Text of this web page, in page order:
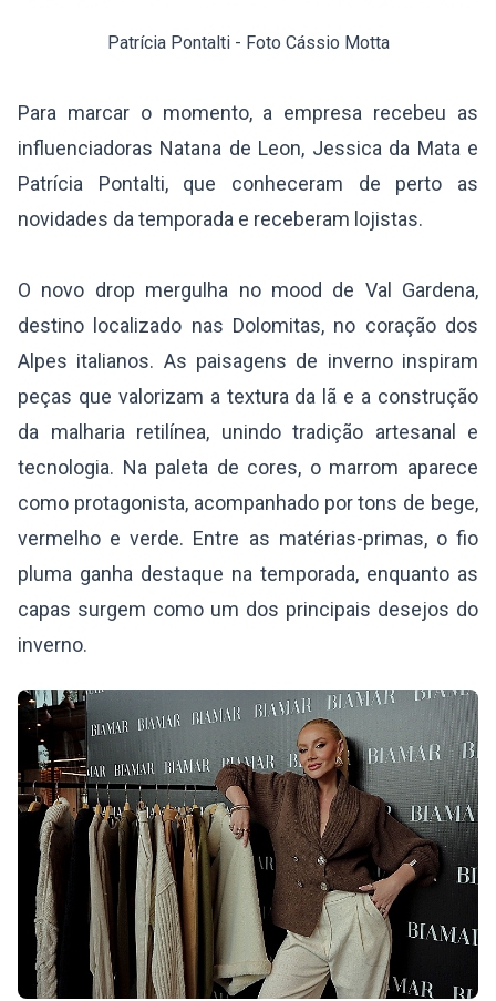
Patrícia Pontalti - Foto Cássio Motta
Para marcar o momento, a empresa recebeu as
influenciadoras Natana de Leon, Jessica da Mata e
Patrícia Pontalti, que conheceram de perto as
novidades da temporada e receberam lojistas.
O novo drop mergulha no mood de Val Gardena,
destino localizado nas Dolomitas, no coração dos
Alpes italianos. As paisagens de inverno inspiram
peças que valorizam a textura da lã e a construção
da malharia retilínea, unindo tradição artesanal e
tecnologia. Na paleta de cores, o marrom aparece
como protagonista, acompanhado por tons de bege,
vermelho e verde. Entre as matérias-primas, o fio
pluma ganha destaque na temporada, enquanto as
capas surgem como um dos principais desejos do
inverno.